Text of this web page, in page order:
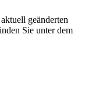
geänderten
Sie unter dem